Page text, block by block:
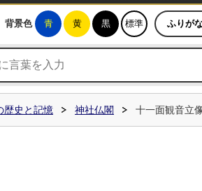
背景色 青 黄 黒 標準 ふりが
歴史と記憶 神社仏閣 十一面観音立